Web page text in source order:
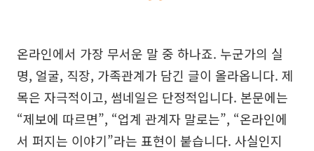
온라인에서 가장 무서운 말 중 하나죠. 누군가의 실
명, 얼굴, 직장, 가족관계가 담긴 글이 올라옵니다. 제
목은 자극적이고, 썸네일은 단정적입니다. 본문에는
“제보에 따르면”, “업계 관계자 말로는”, “온라인에
서 퍼지는 이야기”라는 표현이 붙습니다. 사실인지